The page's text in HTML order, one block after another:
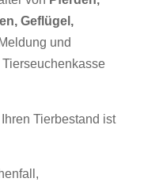
Geflügel,
und
Tierbestand ist